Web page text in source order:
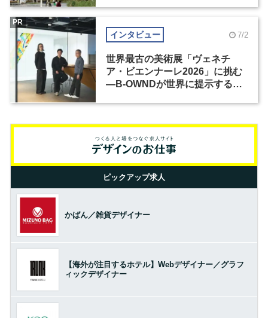
インタビュー 7/2
世界最古の美術展「ヴェネチ
ア・ビエンナーレ2026」に挑む
―B-OWNDが世界に提示する美
PR
ピックアップ求人
かばん／雑貨デザイナー
【海外が注目するホテル】Webデザイナー／グラフ
ィックデザイナー